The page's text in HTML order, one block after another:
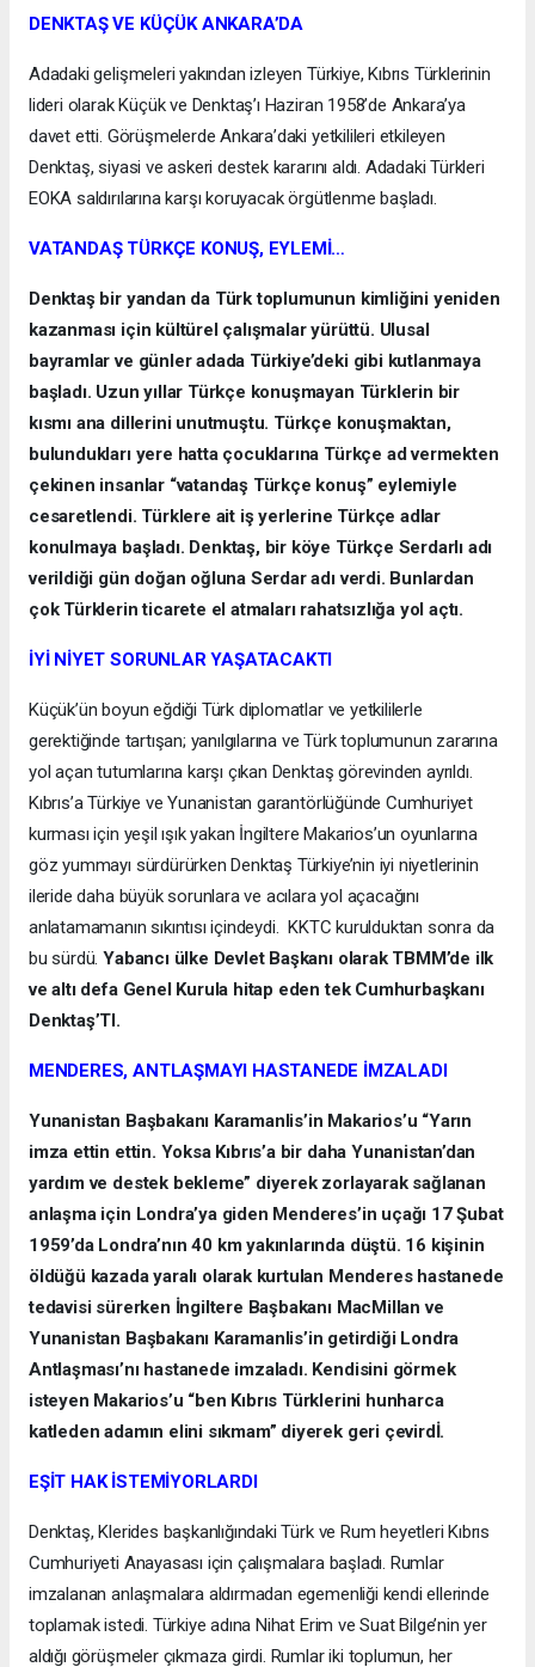
DENKTAŞ VE KÜÇÜK ANKARA’DA
Adadaki gelişmeleri yakından izleyen Türkiye, Kıbrıs Türklerinin
lideri olarak Küçük ve Denktaş’ı Haziran 1958’de Ankara’ya
davet etti. Görüşmelerde Ankara’daki yetkilileri etkileyen
Denktaş, siyasi ve askeri destek kararını aldı. Adadaki Türkleri
EOKA saldırılarına karşı koruyacak örgütlenme başladı.
VATANDAŞ TÜRKÇE KONUŞ, EYLEMİ…
Denktaş bir yandan da Türk toplumunun kimliğini yeniden
kazanması için kültürel çalışmalar yürüttü. Ulusal
bayramlar ve günler adada Türkiye’deki gibi kutlanmaya
başladı. Uzun yıllar Türkçe konuşmayan Türklerin bir
kısmı ana dillerini unutmuştu. Türkçe konuşmaktan,
bulundukları yere hatta çocuklarına Türkçe ad vermekten
çekinen insanlar “vatandaş Türkçe konuş” eylemiyle
cesaretlendi. Türklere ait iş yerlerine Türkçe adlar
konulmaya başladı. Denktaş, bir köye Türkçe Serdarlı adı
verildiği gün doğan oğluna Serdar adı verdi. Bunlardan
çok Türklerin ticarete el atmaları rahatsızlığa yol açtı.
İYİ NİYET SORUNLAR YAŞATACAKTI
Küçük’ün boyun eğdiği Türk diplomatlar ve yetkililerle
gerektiğinde tartışan; yanılgılarına ve Türk toplumunun zararına
yol açan tutumlarına karşı çıkan Denktaş görevinden ayrıldı.
Kıbrıs’a Türkiye ve Yunanistan garantörlüğünde Cumhuriyet
kurması için yeşil ışık yakan İngiltere Makarios’un oyunlarına
göz yummayı sürdürürken Denktaş Türkiye’nin iyi niyetlerinin
ileride daha büyük sorunlara ve acılara yol açacağını
anlatamamanın sıkıntısı içindeydi. KKTC kurulduktan sonra da
bu sürdü.Yabancı ülke Devlet Başkanı olarak TBMM’de ilk
ve altı defa Genel Kurula hitap eden tek Cumhurbaşkanı
Denktaş’TI.
MENDERES, ANTLAŞMAYI HASTANEDE İMZALADI
Yunanistan Başbakanı Karamanlis’in Makarios’u “Yarın
imza ettin ettin. Yoksa Kıbrıs’a bir daha Yunanistan’dan
yardım ve destek bekleme” diyerek zorlayarak sağlanan
anlaşma için Londra’ya giden Menderes’in uçağı 17 Şubat
1959’da Londra’nın 40 km yakınlarında düştü. 16 kişinin
öldüğü kazada yaralı olarak kurtulan Menderes hastanede
tedavisi sürerken İngiltere Başbakanı MacMillan ve
Yunanistan Başbakanı Karamanlis’in getirdiği Londra
Antlaşması’nı hastanede imzaladı. Kendisini görmek
isteyen Makarios’u “ben Kıbrıs Türklerini hunharca
katleden adamın elini sıkmam” diyerek geri çevirdİ.
EŞİT HAK İSTEMİYORLARDI
Denktaş, Klerides başkanlığındaki Türk ve Rum heyetleri Kıbrıs
Cumhuriyeti Anayasası için çalışmalara başladı. Rumlar
imzalanan anlaşmalara aldırmadan egemenliği kendi ellerinde
toplamak istedi. Türkiye adına Nihat Erim ve Suat Bilge’nin yer
aldığı görüşmeler çıkmaza girdi. Rumlar iki toplumun, her